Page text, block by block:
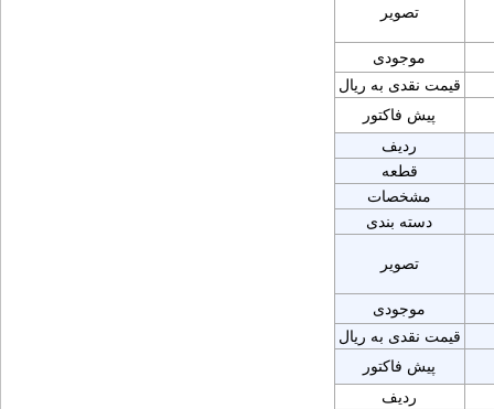
تصویر
موجودی
قیمت نقدی به ریال
پیش فاکتور
ردیف
قطعه
مشخصات
دسته بندی
تصویر
موجودی
قیمت نقدی به ریال
پیش فاکتور
ردیف